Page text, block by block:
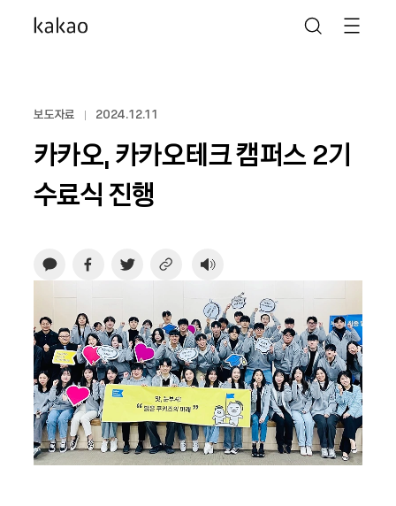
보도자료 2024.12.11
카카오, 카카오테크 캠퍼스 2기
수료식 진행